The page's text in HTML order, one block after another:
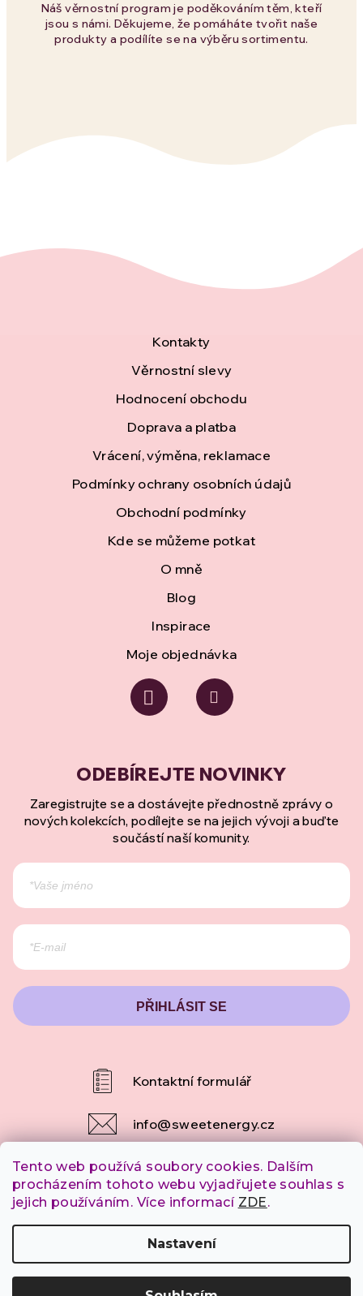
Tento web používá soubory cookies. Dalším
procházením tohoto webu vyjadřujete souhlas s
jejich používáním. Více informací ZDE.
Nastavení
Náš věrnostní program je poděkováním těm, kteří
jsou s námi. Děkujeme, že pomáháte tvořit naše
produkty a podílíte se na výběru sortimentu.
Kontakty
Věrnostní slevy
Hodnocení obchodu
Doprava a platba
Vrácení, výměna, reklamace
Podmínky ochrany osobních údajů
Obchodní podmínky
Kde se můžeme potkat
O mně
Blog
Inspirace
Moje objednávka
Zaregistrujte se a dostávejte přednostně zprávy o
nových kolekcích, podílejte se na jejich vývoji a buďte
součástí naší komunity.
PŘIHLÁSIT SE
info@sweetenergy.cz
+420 607 253 790
SweetEnergy.cz
vyhrazena.